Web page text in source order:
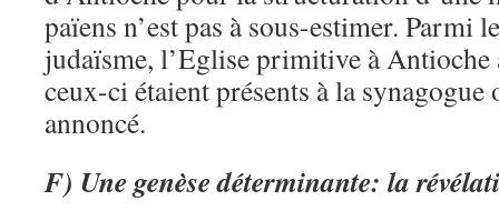
païens n’est pas à sous-estimer. Parmi
judaïsme, l’Eglise primitive à Antioche
ceux-ci étaient présents à la synagogue
annoncé.
F) Une genèse déterminante: la